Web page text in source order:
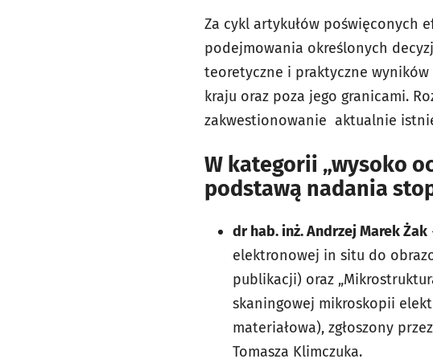
Za cykl artykułów poświęconych
podejmowania określonych
teoretyczne i praktyczne
kraju oraz poza jego granicami.
zakwestionowanie aktualnie
W kategorii „wysoko
podstawą nadania
dr hab. inż. Andrzej Marek Żak
elektronowej in situ do
publikacji) oraz
skaningowej mikroskopii
materiałowa), zgłoszony
Tomasza Klimczuka.